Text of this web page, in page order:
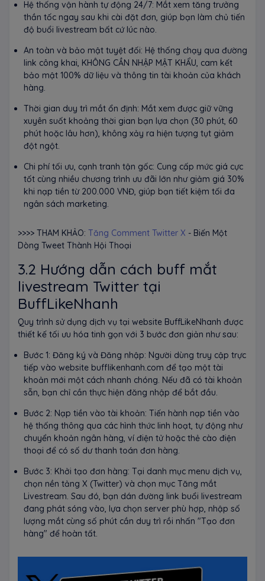
Hệ thống vận hành tự động 24/7: Mắt xem tăng trưởng
thần tốc ngay sau khi cài đặt đơn, giúp bạn làm chủ tiến
độ buổi livestream bất cứ lúc nào.
An toàn và bảo mật tuyệt đối: Hệ thống chạy qua đường
link công khai, KHÔNG CẦN NHẬP MẬT KHẨU, cam kết
bảo mật 100% dữ liệu và thông tin tài khoản của khách
hàng.
Thời gian duy trì mắt ổn định: Mắt xem được giữ vững
xuyên suốt khoảng thời gian bạn lựa chọn (30 phút, 60
phút hoặc lâu hơn), không xảy ra hiện tượng tụt giảm
đột ngột.
Chi phí tối ưu, cạnh tranh tận gốc: Cung cấp mức giá cực
tốt cùng nhiều chương trình ưu đãi lớn như giảm giá 30%
khi nạp tiền từ 200.000 VNĐ, giúp bạn tiết kiệm tối đa
ngân sách marketing.
>>>> THAM KHẢO: Tăng Comment Twitter X - Biến Một
Dòng Tweet Thành Hội Thoại
3.2 Hướng dẫn cách buff mắt
livestream Twitter tại
BuffLikeNhanh
Quy trình sử dụng dịch vụ tại website BuffLikeNhanh được
thiết kế tối ưu hóa tinh gọn với 3 bước đơn giản như sau:
Bước 1: Đăng ký và Đăng nhập: Người dùng truy cập trực
tiếp vào website bufflikenhanh.com để tạo một tài
khoản mới một cách nhanh chóng. Nếu đã có tài khoản
sẵn, bạn chỉ cần thực hiện đăng nhập để bắt đầu.
Bước 2: Nạp tiền vào tài khoản: Tiến hành nạp tiền vào
hệ thống thông qua các hình thức linh hoạt, tự động như
chuyển khoản ngân hàng, ví điện tử hoặc thẻ cào điện
thoại để có số dư thanh toán đơn hàng.
Bước 3: Khởi tạo đơn hàng: Tại danh mục menu dịch vụ,
chọn nền tảng X (Twitter) và chọn mục Tăng mắt
Livestream. Sau đó, bạn dán đường link buổi livestream
đang phát sóng vào, lựa chọn server phù hợp, nhập số
lượng mắt cùng số phút cần duy trì rồi nhấn "Tạo đơn
hàng" để hoàn tất.